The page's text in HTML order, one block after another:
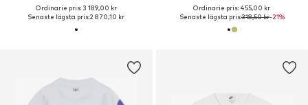
Ordinarie pris: 3 189,00 kr
Senaste lägsta pris:2 870,10 kr
Ordinarie pris: 455,00 kr
Senaste lägsta pris:318,50 kr-21%